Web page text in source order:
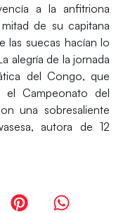
a la anfitriona
de su capitana
las suecas hacían lo
alegría de la jornada
del Congo, que
Campeonato del
una sobresaliente
autora de 12